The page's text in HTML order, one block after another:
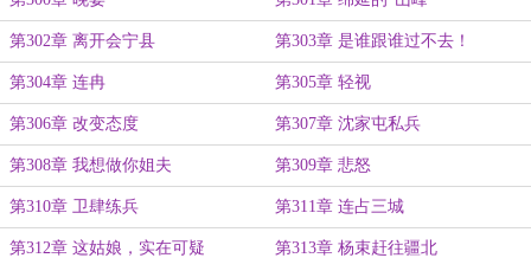
第302章 离开会宁县 第303章 是谁跟谁过不去！
第304章 连冉 第305章 轻视
第306章 改变态度 第307章 沈家屯私兵
第308章 我想做你姐夫 第309章 悲怒
第310章 卫肆练兵 第311章 连占三城
第312章 这姑娘，实在可疑 第313章 杨束赶往疆北